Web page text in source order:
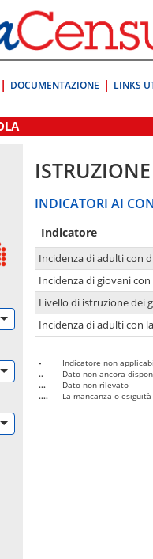
DOCUMENTAZIONE LINKS
ISTRUZIONE
INDICATORI AI
Indicatore
Incidenza di adulti con
Incidenza di giovani
Livello di istruzione dei
Incidenza di adulti con
-
Indicatore non
..
Dato non ancora
...
Dato non rilevato
....
La mancanza o